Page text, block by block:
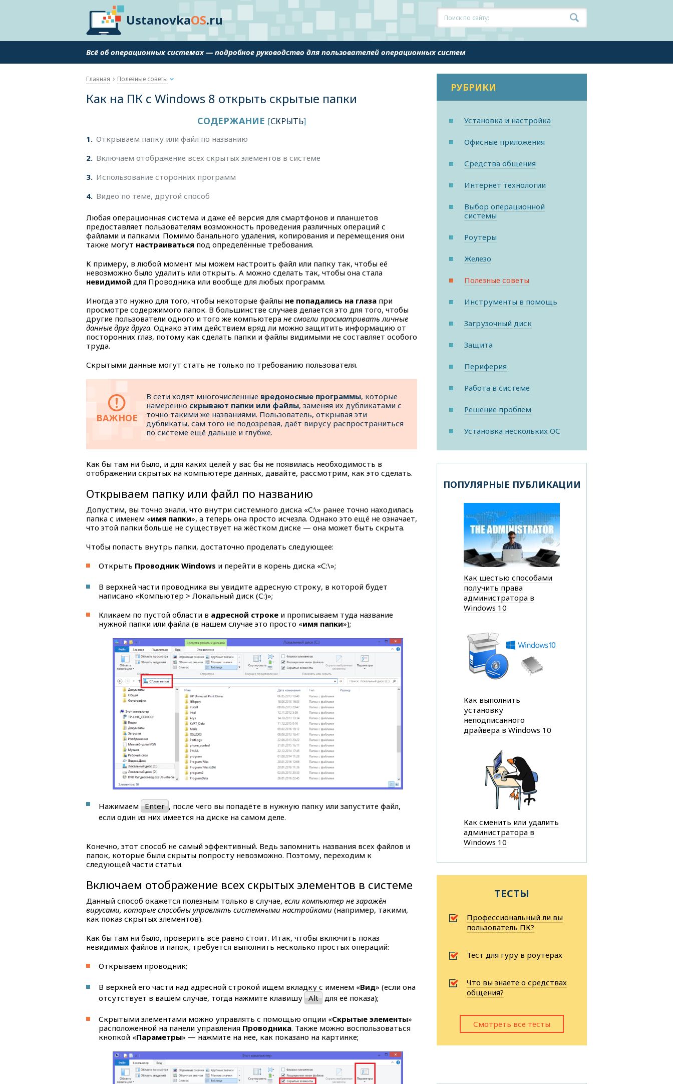
UstanovkaOS.ru
Всё об операционных системах — подробное руководство для пользователей операционных систем
Главная Полезные советы
Как на ПК с Windows 8 открыть скрытые папки
СОДЕРЖАНИЕ [СКРЫТЬ]
1
Открываем папку или файл по названию
2 Включаем отображение всех скрытых элементов в системе
3 Использование сторонних программ
4 Видео по теме, другой способ
Любая операционная система и даже её версия для смартфонов и планшетов
предоставляет пользователям возможность проведения различных операций с
файлами и папками. Помимо банального удаления, копирования и перемещения они
также могут настраиваться под определённые требования.
К примеру, в любой момент мы можем настроить файл или папку так, чтобы её
невозможно было удалить или открыть. А можно сделать так, чтобы она стала
невидимой для Проводника или вообще для любых программ.
Иногда это нужно для того, чтобы некоторые файлы не попадались на глаза при
просмотре содержимого папок. В большинстве случаев делается это для того, чтобы
другие пользователи одного и того же компьютера не смогли просматривать личные
данные друг друга. Однако этим действием вряд ли можно защитить информацию от
посторонних глаз, потому как сделать папки и файлы видимыми не составляет особого
труда.
Скрытыми данные могут стать не только по требованию пользователя.
В сети ходят многочисленные вредоносные программы, которые
намеренно скрывают папки или файлы, заменяя их дубликатами с
точно такими же названиями. Пользователь, открывая эти
дубликаты, сам того не подозревая, даёт вирусу распространиться
по системе ещё дальше и глубже.
Как бы там ни было, и для каких целей у вас бы не появилась необходимость в
отображении скрытых на компьютере данных, давайте, рассмотрим, как это сделать.
Открываем папку или файл по названию
Допустим, вы точно знали, что внутри системного диска «C:\» ранее точно находилась
папка с именем «имя папки», а теперь она просто исчезла. Однако это ещё не означает,
что этой папки больше не существует на жёстком диске — она может быть скрыта.
Чтобы попасть внутрь папки, достаточно проделать следующее:
Открыть Проводник Windows и перейти в корень диска «С:\»;
В верхней части проводника вы увидите адресную строку, в которой будет
написано «Компьютер > Локальный диск (С:)»;
Кликаем по пустой области в адресной строке и прописываем туда название
нужной папки или файла (в нашем случае это просто «имя папки»);
Нажимаем Enter , после чего вы попадёте в нужную папку или запустите файл,
если один из них имеется на диске на самом деле.
Конечно, этот способ не самый эффективный. Ведь запомнить названия всех файлов и
папок, которые были скрыты попросту невозможно. Поэтому, переходим к
следующей части статьи.
Включаем отображение всех скрытых элементов в системе
Данный способ окажется полезным только в случае, если компьютер не заражён
вирусами, которые способны управлять системными настройками (например, такими,
как показ скрытых элементов).
Как бы там ни было, проверить всё равно стоит. Итак, чтобы включить показ
невидимых файлов и папок, требуется выполнить несколько простых операций:
Открываем проводник;
В верхней его части над адресной строкой ищем вкладку с именем «Вид» (если она
отсутствует в вашем случае, тогда нажмите клавишу Alt для её показа);
Скрытыми элементами можно управлять с помощью опции «Скрытые элементы»
расположенной на панели управления Проводника. Также можно воспользоваться
кнопкой «Параметры» — нажмите на нее, как показано на картинке;
РУБРИКИ
Установка и настройка
Офисные приложения
Средства общения
Интернет технологии
Выбор операционной
системы
Роутеры
Железо
Полезные советы
Инструменты в помощь
Загрузочный диск
Защита
Периферия
Работа в системе
Решение проблем
Установка нескольких ОС
ПОПУЛЯРНЫЕ ПУБЛИКАЦИИ
Как шестью способами
получить права
администратора в
Windows 10
Как выполнить
установку
неподписанного
драйвера в Windows 10
Как сменить или удалить
администратора в
Windows 10
ТЕСТЫ
Профессиональный ли вы
пользователь ПК?
Тест для гуру в роутерах
Что вы знаете о средствах
общения?
Смотреть все тесты